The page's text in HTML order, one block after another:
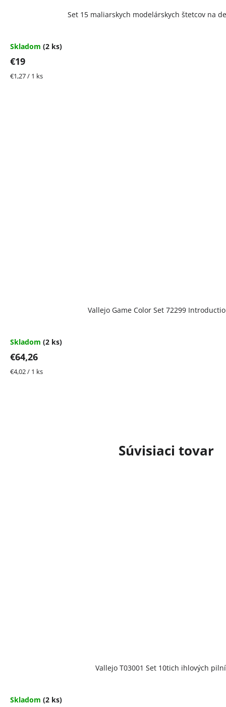
Súvisiaci tovar
Vallejo T03001 Set 10tich ihlových
Skladom (2 ks)
Set 15 maliarskych modelárskych štetcov na
Skladom (2 ks)
€19
Jednotková
€1,27 / 1 ks
Vallejo Game Color Set 72299
Skladom (2 ks)
€64,26
Jednotková
€4,02 / 1 ks